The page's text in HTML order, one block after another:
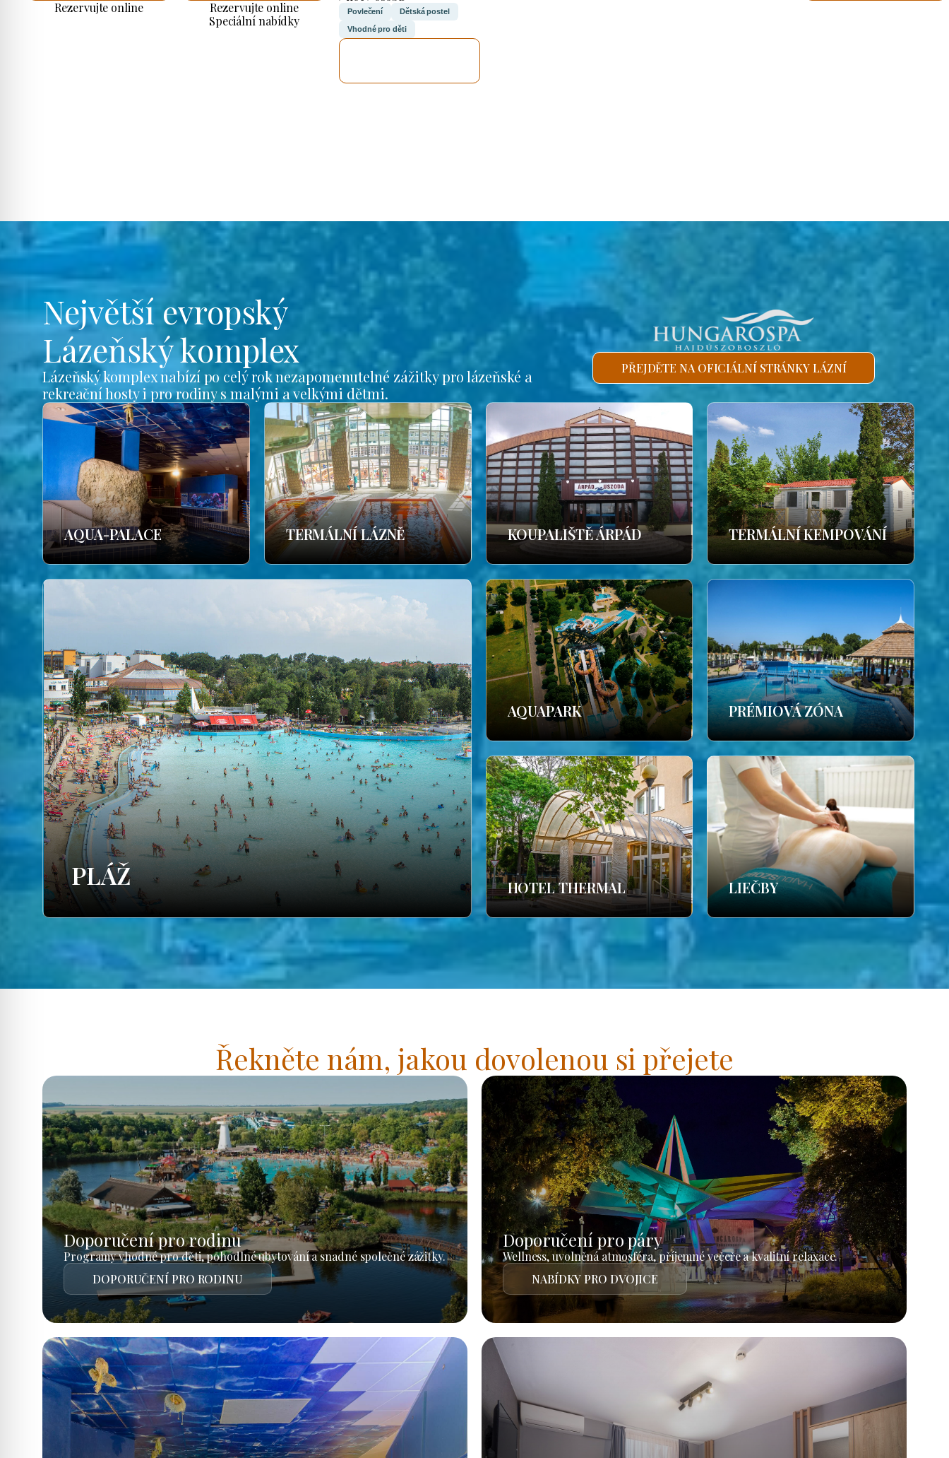
Rezervujte online
Rezervujte online
Speciální nabídky
Povlečení Dětská postel
Vhodné pro děti
Největší evropský
Lázeňský komplex
Lázeňský komplex nabízí po celý rok nezapomenutelné zážitky pro lázeňské a
rekreační hosty i pro rodiny s malými a velkými dětmi.
PŘEJDĚTE NA OFICIÁLNÍ STRÁNKY LÁZNÍ
AQUA-PALACE TERMÁLNÍ LÁZNĚ KOUPALIŠTĚ ÁRPÁD TERMÁLNÍ KEMPOVÁNÍ
PLÁŽ
AQUAPARK PRÉMIOVÁ ZÓNA
HOTEL THERMAL LIEČBY
Řekněte nám, jakou dovolenou si přejete
Doporučení pro rodinu
Programy vhodné pro děti, pohodlné ubytování a snadné společné zážitky.
DOPORUČENÍ PRO RODINU
Doporučení pro páry
Wellness, uvolněná atmosféra, příjemné večeře a kvalitní relaxace.
NABÍDKY PRO DVOJICE